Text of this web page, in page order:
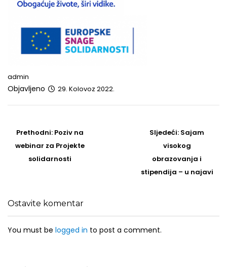
admin
Objavljeno 29. Kolovoz 2022.
navigation
Prethodni: Prethodni
post
Poziv na
webinar za Projekte
solidarnosti
Sljedeći: Sljedeći
Post
Sajam
visokog
obrazovanja i
stipendija – u najavi
Ostavite komentar
You must be logged in to post a comment.